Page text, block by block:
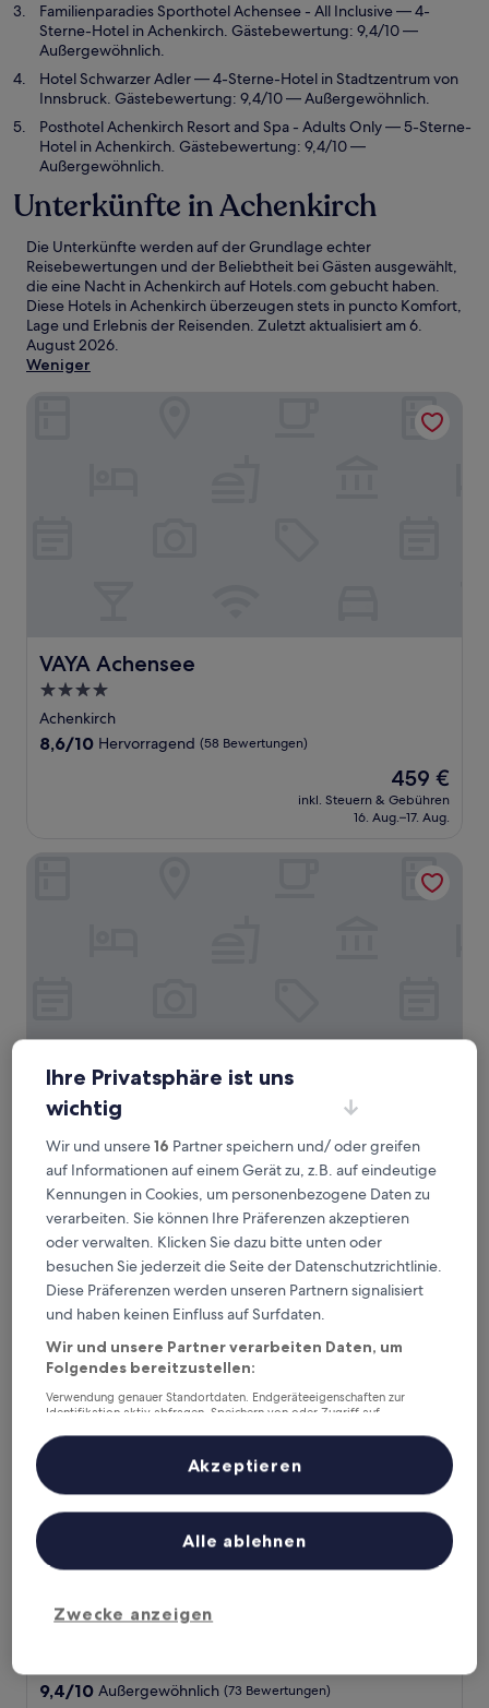
Familienparadies Sporthotel Achensee - All Inclusive— 4-
Sterne-Hotel in Achenkirch. Gästebewertung: 9,4/10 —
Außergewöhnlich.
Hotel Schwarzer Adler— 4-Sterne-Hotel in Stadtzentrum von
Innsbruck. Gästebewertung: 9,4/10 — Außergewöhnlich.
Posthotel Achenkirch Resort and Spa - Adults Only— 5-Sterne-
Hotel in Achenkirch. Gästebewertung: 9,4/10 —
Außergewöhnlich.
Unterkünfte in Achenkirch
Die Unterkünfte werden auf der Grundlage echter
Reisebewertungen und der Beliebtheit bei Gästen ausgewählt,
die eine Nacht in Achenkirch auf Hotels.com gebucht haben.
Diese Hotels in Achenkirch überzeugen stets in puncto Komfort,
Lage und Erlebnis der Reisenden. Zuletzt aktualisiert am6.
August 2026.
Weniger
VAYA Achensee
VAYA Achensee
4.0-
Sterne-
Unterkunft
Achenkirch
8.6
8,6/10 Hervorragend (58 Bewertungen)
Der
Preis
beträgt
459 €
inkl. Steuern & Gebühren
16. Aug.–17. Aug.
Hwest Hotel Hall
Hwest Hotel Hall
3.0-
Sterne-
Unterkunft
Hall In Tirol
8.2
von
10,
Sehr
gut,
(1.018
Bewertungen)
8,2/10 Sehr gut (1.018 Bewertungen)
beträgt
80 €
inkl. Steuern & Gebühren
All Inclusive
Unterkunft
9.4
9,4/10 Außergewöhnlich (73 Bewertungen)
Familienparadies Sporthotel Achensee - All Inclusive
Ihre Privatsphäre ist uns
wichtig
Wir und unsere16 Partner speichern und/ oder greifen
auf Informationen auf einem Gerät zu, z.B. auf eindeutige
Kennungen in Cookies, um personenbezogene Daten zu
verarbeiten. Sie können Ihre Präferenzen akzeptieren
oder verwalten. Klicken Sie dazu bitte unten oder
besuchen Sie jederzeit die Seite der Datenschutzrichtlinie.
Diese Präferenzen werden unseren Partnern signalisiert
und haben keinen Einfluss auf Surfdaten.
Wir und unsere Partner verarbeiten Daten, um
Folgendes bereitzustellen:
Verwendung genauer Standortdaten. Endgeräteeigenschaften zur
Identifikation aktiv abfragen. Speichern von oder Zugriff auf
Inhalte, Messung von Werbeleistung und der Performance von Inhalten,
Zielgruppenforschung sowie Entwicklung und Verbesserung von
Liste der Partner (Lieferanten)
Zwecke anzeigen
Alle ablehnen
Akzeptieren